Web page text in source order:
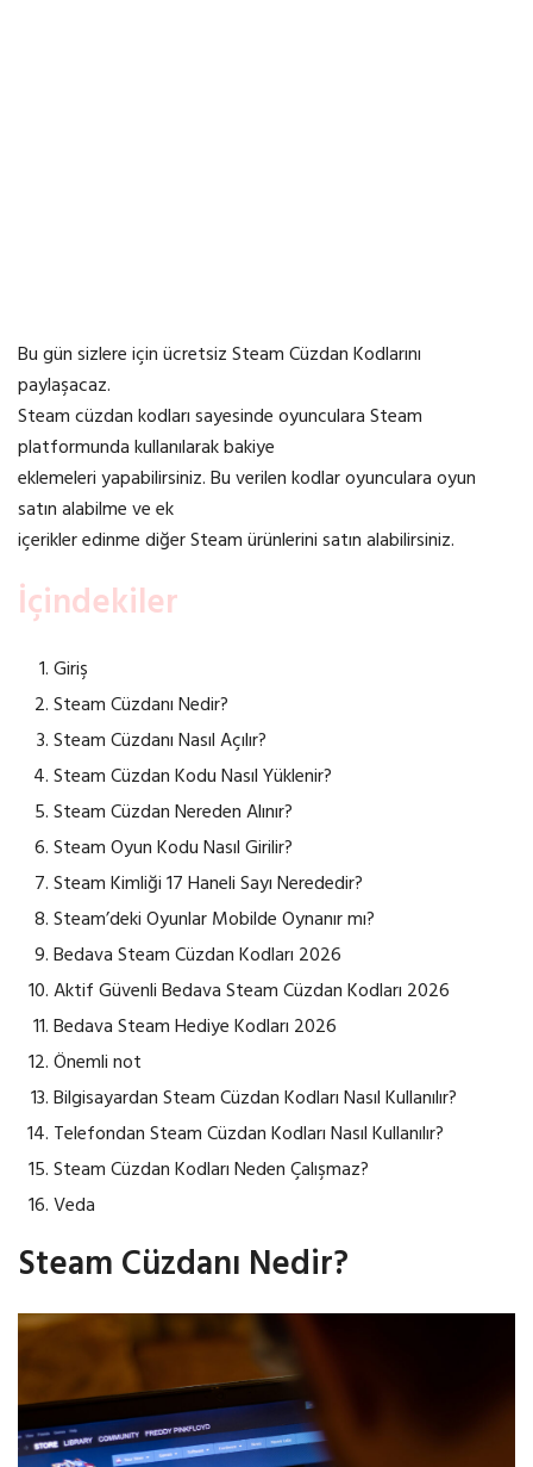
Bu gün sizlere için ücretsiz Steam Cüzdan Kodlarını
paylaşacaz.
Steam cüzdan kodları sayesinde oyunculara Steam
platformunda kullanılarak bakiye
eklemeleri yapabilirsiniz. Bu verilen kodlar oyunculara oyun
satın alabilme ve ek
içerikler edinme diğer Steam ürünlerini satın alabilirsiniz.
İçindekiler
Giriş
Steam Cüzdanı Nedir?
Steam Cüzdanı Nasıl Açılır?
Steam Cüzdan Kodu Nasıl Yüklenir?
Steam Cüzdan Nereden Alınır?
Steam Oyun Kodu Nasıl Girilir?
Steam Kimliği 17 Haneli Sayı Nerededir?
Steam’deki Oyunlar Mobilde Oynanır mı?
Bedava Steam Cüzdan Kodları 2026
Aktif Güvenli Bedava Steam Cüzdan Kodları 2026
Bedava Steam Hediye Kodları 2026
Önemli not
Bilgisayardan Steam Cüzdan Kodları Nasıl Kullanılır?
Telefondan Steam Cüzdan Kodları Nasıl Kullanılır?
Steam Cüzdan Kodları Neden Çalışmaz?
Veda
Steam Cüzdanı Nedir?